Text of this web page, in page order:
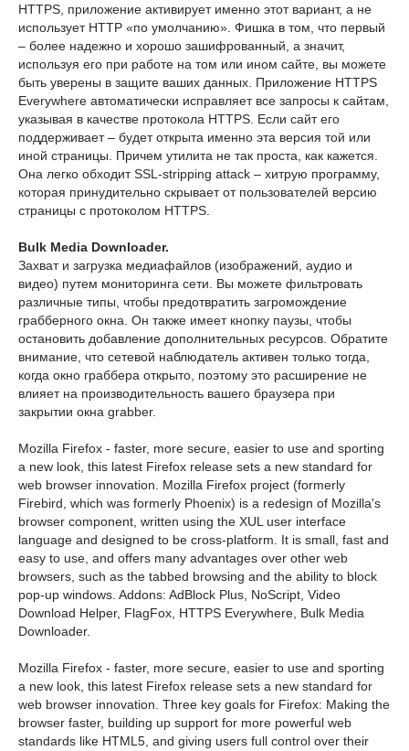
HTTPS, приложение активирует именно этот вариант, а не
использует HTTP «по умолчанию». Фишка в том, что первый
– более надежно и хорошо зашифрованный, а значит,
используя его при работе на том или ином сайте, вы можете
быть уверены в защите ваших данных. Приложение HTTPS
Everywhere автоматически исправляет все запросы к сайтам,
указывая в качестве протокола HTTPS. Если сайт его
поддерживает – будет открыта именно эта версия той или
иной страницы. Причем утилита не так проста, как кажется.
Она легко обходит SSL-stripping attack – хитрую программу,
которая принудительно скрывает от пользователей версию
страницы с протоколом HTTPS.
Bulk Media Downloader.
Захват и загрузка медиафайлов (изображений, аудио и
видео) путем мониторинга сети. Вы можете фильтровать
различные типы, чтобы предотвратить загромождение
грабберного окна. Он также имеет кнопку паузы, чтобы
остановить добавление дополнительных ресурсов. Обратите
внимание, что сетевой наблюдатель активен только тогда,
когда окно граббера открыто, поэтому это расширение не
влияет на производительность вашего браузера при
закрытии окна grabber.
Mozilla Firefox - faster, more secure, easier to use and sporting
a new look, this latest Firefox release sets a new standard for
web browser innovation. Mozilla Firefox project (formerly
Firebird, which was formerly Phoenix) is a redesign of Mozilla's
browser component, written using the XUL user interface
language and designed to be cross-platform. It is small, fast and
easy to use, and offers many advantages over other web
browsers, such as the tabbed browsing and the ability to block
pop-up windows. Addons: AdBlock Plus, NoScript, Video
Download Helper, FlagFox, HTTPS Everywhere, Bulk Media
Downloader.
Mozilla Firefox - faster, more secure, easier to use and sporting
a new look, this latest Firefox release sets a new standard for
web browser innovation. Three key goals for Firefox: Making the
browser faster, building up support for more powerful web
standards like HTML5, and giving users full control over their